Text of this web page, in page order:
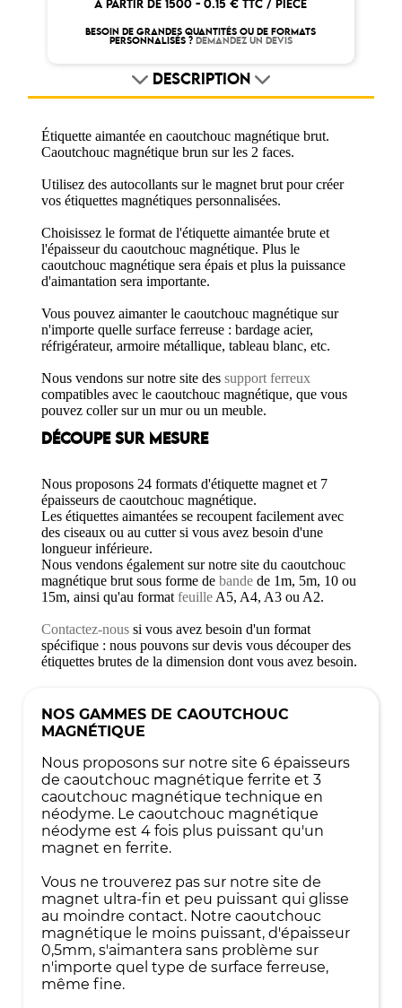
À PARTIR DE 1500 -0.15 € TTC / PIÈCE
BESOIN DE GRANDES QUANTITÉS OU DE FORMATS
PERSONNALISÉS ? DEMANDEZ UN DEVIS
DESCRIPTION
Étiquette aimantée en caoutchouc magnétique brut.
Caoutchouc magnétique brun sur les 2 faces.
Utilisez des autocollants sur le magnet brut pour créer
vos étiquettes magnétiques personnalisées.
Choisissez le format de l'étiquette aimantée brute et
l'épaisseur du caoutchouc magnétique. Plus le
caoutchouc magnétique sera épais et plus la puissance
d'aimantation sera importante.
Vous pouvez aimanter le caoutchouc magnétique sur
n'importe quelle surface ferreuse : bardage acier,
réfrigérateur, armoire métallique, tableau blanc, etc.
Nous vendons sur notre site dessupport ferreux
compatibles avec le caoutchouc magnétique, que vous
pouvez coller sur un mur ou un meuble.
DÉCOUPE SUR MESURE
Nous proposons 24 formats d'étiquette magnet et 7
épaisseurs de caoutchouc magnétique.
Les étiquettes aimantées se recoupent facilement avec
des ciseaux ou au cutter si vous avez besoin d'une
longueur inférieure.
Nous vendons également sur notre site du caoutchouc
magnétique brut sous forme debande de 1m, 5m, 10 ou
15m, ainsi qu'au formatfeuille A5, A4, A3 ou A2.
Contactez-nous si vous avez besoin d'un format
spécifique : nous pouvons sur devis vous découper des
étiquettes brutes de la dimension dont vous avez besoin.
NOS GAMMES DE CAOUTCHOUC
MAGNÉTIQUE
Nous proposons sur notre site 6 épaisseurs
de caoutchouc magnétique ferrite et 3
caoutchouc magnétique technique en
néodyme. Le caoutchouc magnétique
néodyme est 4 fois plus puissant qu'un
magnet en ferrite.
Vous ne trouverez pas sur notre site de
magnet ultra-fin et peu puissant qui glisse
au moindre contact. Notre caoutchouc
magnétique le moins puissant, d'épaisseur
0,5mm, s'aimantera sans problème sur
n'importe quel type de surface ferreuse,
même fine.